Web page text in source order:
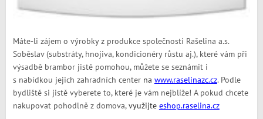
Máte-li zájem o výrobky z produkce společnosti Rašelina a.s.
Soběslav (substráty, hnojiva, kondicionéry růstu aj.), které vám při
výsadbě brambor jistě pomohou, můžete se seznámit i
s nabídkou jejich zahradních center na www.raselinazc.cz. Podle
bydliště si jistě vyberete to, které je vám nejblíže! A pokud chcete
nakupovat pohodlně z domova,využijte eshop.raselina.cz